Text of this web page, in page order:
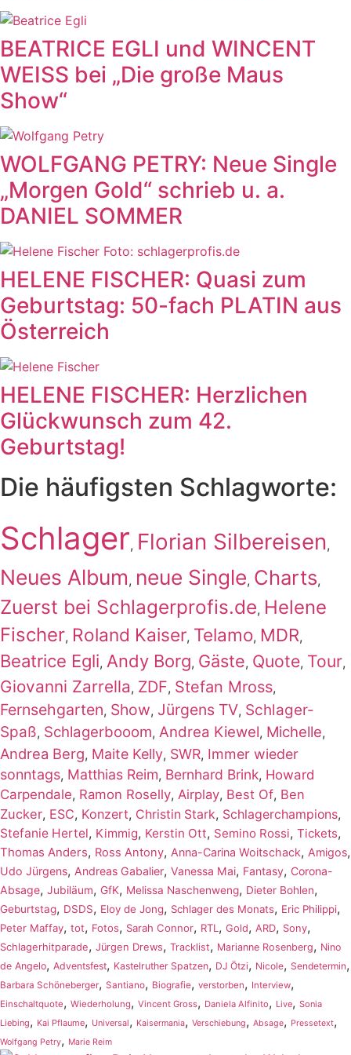
BEATRICE EGLI und WINCENT
WEISS bei „Die große Maus
Show“
WOLFGANG PETRY: Neue Single
„Morgen Gold“ schrieb u. a.
DANIEL SOMMER
HELENE FISCHER: Quasi zum
Geburtstag: 50-fach PLATIN aus
Österreich
HELENE FISCHER: Herzlichen
Glückwunsch zum 42.
Geburtstag!
Die häufigsten Schlagworte:
Schlager, Florian Silbereisen,
Neues Album, neue Single, Charts,
Zuerst bei Schlagerprofis.de, Helene
Fischer, Roland Kaiser, Telamo, MDR,
Beatrice Egli, Andy Borg, Gäste, Quote, Tour,
Giovanni Zarrella, ZDF, Stefan Mross,
Fernsehgarten, Show, Jürgens TV, Schlager-
Spaß, Schlagerbooom, Andrea Kiewel, Michelle,
Andrea Berg, Maite Kelly, SWR, Immer wieder
sonntags, Matthias Reim, Bernhard Brink, Howard
Carpendale, Ramon Roselly, Airplay, Best Of, Ben
Zucker, ESC, Konzert, Christin Stark, Schlagerchampions,
Stefanie Hertel, Kimmig, Kerstin Ott, Semino Rossi, Tickets,
Thomas Anders, Ross Antony, Anna-Carina Woitschack, Amigos,
Udo Jürgens, Andreas Gabalier, Vanessa Mai, Fantasy, Corona-
Absage, Jubiläum, GfK, Melissa Naschenweng, Dieter Bohlen,
Geburtstag, DSDS, Eloy de Jong, Schlager des Monats, Eric Philippi,
Peter Maffay, tot, Fotos, Sarah Connor, RTL, Gold, ARD, Sony,
Schlagerhitparade, Jürgen Drews, Tracklist, Marianne Rosenberg, Nino
de Angelo, Adventsfest, Kastelruther Spatzen, DJ Ötzi, Nicole, Sendetermin,
Barbara Schöneberger, Santiano, Biografie, verstorben, Interview,
Einschaltquote, Wiederholung, Vincent Gross, Daniela Alfinito, Live, Sonia
Liebing, Kai Pflaume, Universal, Kaisermania, Verschiebung, Absage, Pressetext,
Wolfgang Petry, Marie Reim